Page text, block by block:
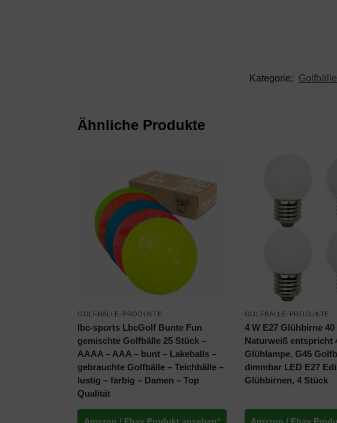
Kategorie:
Ähnliche Produkte
GOLFBÄLLE-PRODUKTE
lbc-sports LbcGolf Bunte Fun
gemischte Golfbälle 25 Stück –
AAAA – AAA – bunt – Lakeballs –
gebrauchte Golfbälle – Teichbälle –
lustig – farbig – Damen – Top
Qualität
GOLFBÄLLE-PRODUKTE
4 W E27 Glühbirne
Naturweiß entspricht
Glühlampe, G45
dimmbar LED E27
Glühbirnen, 4 Stück